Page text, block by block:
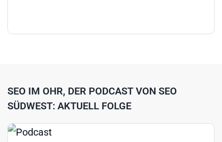
SEO IM OHR, DER PODCAST VON SEO
SÜDWEST: AKTUELL FOLGE